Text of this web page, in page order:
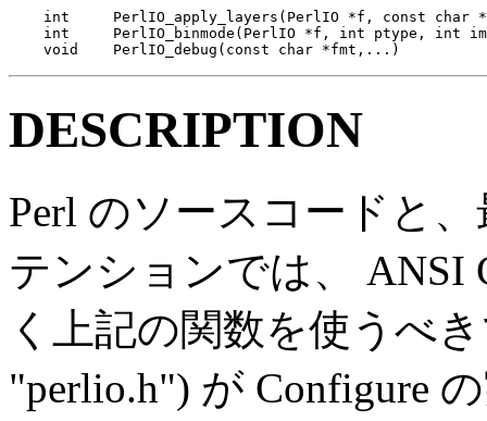
int     PerlIO_apply_layers(PerlIO *f, const char
int     PerlIO_binmode(PerlIO *f, int ptype, int
    void    PerlIO_debug(const char *fmt,...)
DESCRIPTION
Perl のソースコードと
テンションでは、 ANSI
く上記の関数を使うべ
"perlio.h") が Configure